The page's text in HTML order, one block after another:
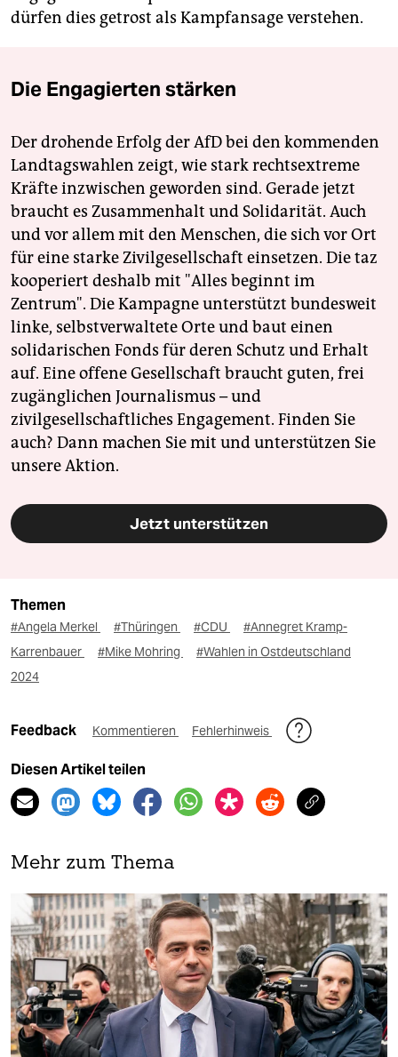
dürfen dies getrost als Kampfansage verstehen.
Die Engagierten stärken
Der drohende Erfolg der AfD bei den kommenden
Landtagswahlen zeigt, wie stark rechtsextreme
Kräfte inzwischen geworden sind. Gerade jetzt
braucht es Zusammenhalt und Solidarität. Auch
und vor allem mit den Menschen, die sich vor Ort
für eine starke Zivilgesellschaft einsetzen. Die taz
kooperiert deshalb mit "Alles beginnt im
Zentrum". Die Kampagne unterstützt bundesweit
linke, selbstverwaltete Orte und baut einen
solidarischen Fonds für deren Schutz und Erhalt
auf. Eine offene Gesellschaft braucht guten, frei
zugänglichen Journalismus – und
zivilgesellschaftliches Engagement. Finden Sie
auch? Dann machen Sie mit und unterstützen Sie
unsere Aktion.
Jetzt unterstützen
Themen
#Angela Merkel #Thüringen #CDU
#Annegret Kramp-
Karrenbauer
#Mike Mohring
#Wahlen in Ostdeutschland
2024
Feedback Kommentieren Fehlerhinweis
Diesen Artikel teilen
Mehr zum Thema